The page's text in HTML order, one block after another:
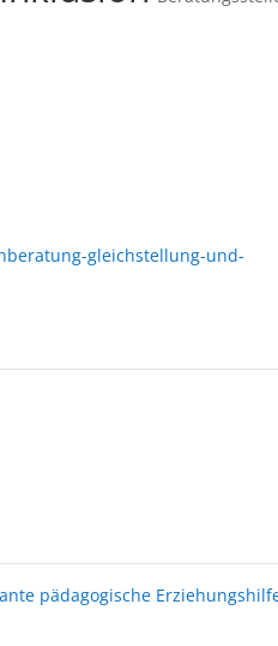
gleichstellung-und-
pädagogische